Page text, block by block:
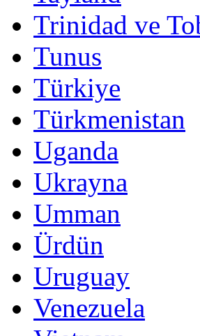
Trinidad ve
Tunus
Türkiye
Türkmenistan
Uganda
Ukrayna
Umman
Ürdün
Uruguay
Venezuela